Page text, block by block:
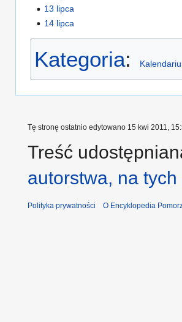
13 lipca
14 lipca
Kategoria:
Tę stronę ostatnio edytowano 15 kwi 2011,
Treść
autorstwa, na
Polityka prywatności O Encyklopedia